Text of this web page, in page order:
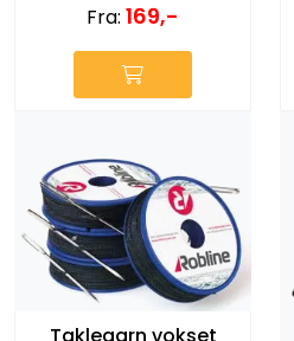
Fra: 169,-
Taklegarn vokset